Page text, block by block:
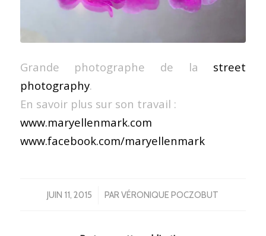
Grande photographe de la street
photography.
En savoir plus sur son travail :
www.maryellenmark.com
www.facebook.com/maryellenmark
JUIN 11, 2015
/ PARVÉRONIQUE POCZOBUT